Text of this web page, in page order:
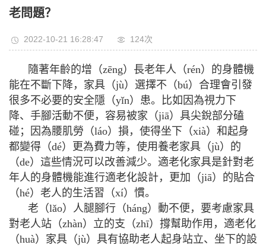
老問題？
2022-10-21 16:28:47 124次
隨著年齡的增（zēng）長老年人（rén）的身體機
能在不斷下降，家具（jù）選擇不（bú）合理會引發
很多不必要的安全隱（yǐn）患。比如因為視力下
降、手腳活動不便，容易被家（jiā）具尖銳部分磕
碰；因為腰肌勞（láo）損，使得坐下（xià）和起身
都變得（dé）更為費力等，使用養老家具（jù）的
（de）這些情況可以改善減少。適老化家具是針對老
年人的身體機能進行適老化設計，更加（jiā）的貼合
（hé）老人的生活習（xí）慣。
老（lǎo）人腿腳行（háng）動不便，要考慮家具
對老人站（zhàn）立的支（zhī）撐幫助作用，適老化
（huà）家具（jù）具有協助老人起身站立、坐下的設